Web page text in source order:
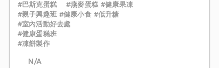
#巴斯克蛋糕 #燕麥蛋糕 #健康果凍
#親子興趣班 #健康小食 #低升糖
#室內活動好去處
#健康蛋糕班
#凍餅製作
N/A